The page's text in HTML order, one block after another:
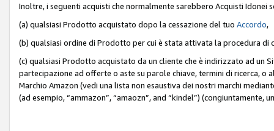
Inoltre, i seguenti acquisti che normalmente sarebbero Acquisti
(a) qualsiasi Prodotto acquistato dopo la cessazione del tuo Accordo,
(b) qualsiasi ordine di Prodotto per cui è stata attivata la procedura di
(c) qualsiasi Prodotto acquistato da un cliente che è indirizzato ad un
partecipazione ad offerte o aste su parole chiave, termini di ricerca,
Marchio Amazon (vedi una lista non esaustiva dei nostri marchi
(ad esempio, “ammazon”, “amaozn”, and “kindel”) (congiuntamente,